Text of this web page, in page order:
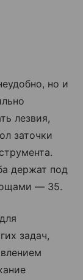
но и
лезвия,
заточки
держат под
— 35.
задач,